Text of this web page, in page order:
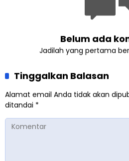
Belum ada
Jadilah yang pertama
Tinggalkan Balasan
Alamat email Anda tidak akan
ditandai *